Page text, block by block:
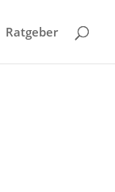
Ratgeber